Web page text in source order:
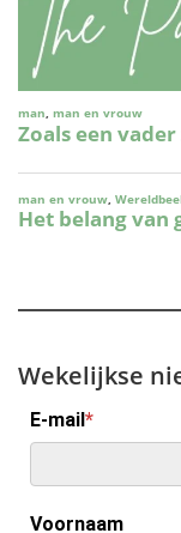
Wekelijkse